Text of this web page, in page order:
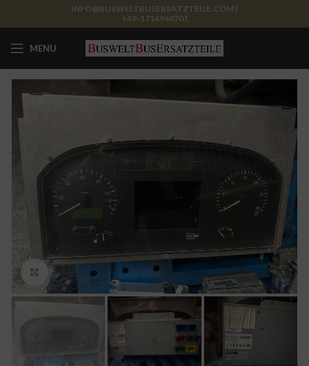
INFO@BUSWELTBUSERSATZTEILE.COM |
+49-1714960701
MENU
Click to enlarge